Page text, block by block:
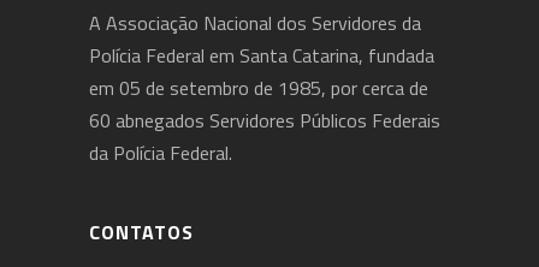
A Associação Nacional dos Servidores da
Polícia Federal em Santa Catarina, fundada
em 05 de setembro de 1985, por cerca de
60 abnegados Servidores Públicos Federais
da Polícia Federal.
CONTATOS